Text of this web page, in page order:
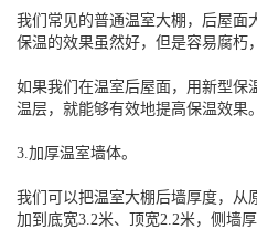
我们常见的普通温室大棚，后屋面
保温的效果虽然好，但是容易腐朽
如果我们在温室后屋面，用新型保
温层，就能够有效地提高保温效果。
3.加厚温室墙体。
我们可以把温室大棚后墙厚度，从
加到底宽3.2米、顶宽2.2米，侧墙